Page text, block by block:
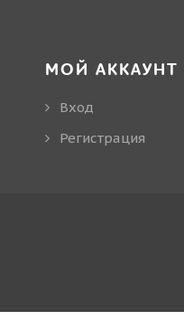
МОЙ АККАУНТ
Вход
Регистрация